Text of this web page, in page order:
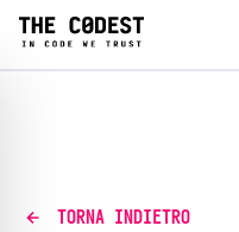
TORNA INDIETRO